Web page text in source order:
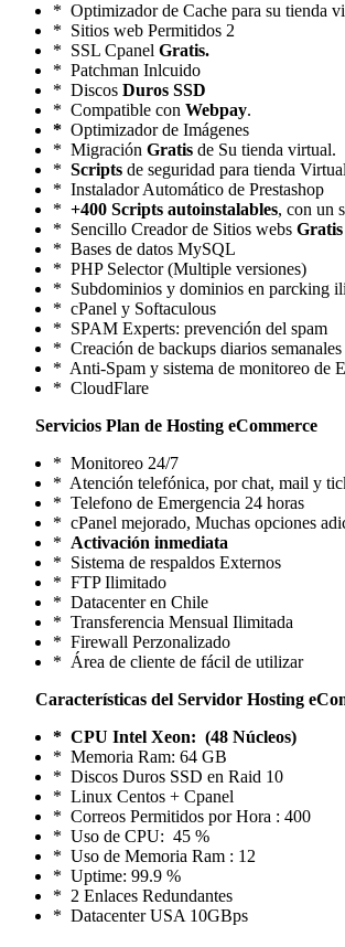
* Optimizador de Cache para su tienda
* Sitios web Permitidos 2
* SSL Cpanel Gratis.
* Patchman Inlcuido
* Discos Duros SSD
* Compatible con Webpay.
* Optimizador de Imágenes
* Migración Gratis de Su tienda virtual.
* Scripts de seguridad para tienda Virtual
* Instalador Automático de Prestashop
* +400 Scripts autoinstalables, con un
* Sencillo Creador de Sitios webs Gratis
* Bases de datos MySQL
* PHP Selector (Multiple versiones)
* Subdominios y dominios en parcking
* cPanel y Softaculous
* SPAM Experts: prevención del spam
* Creación de backups diarios semanales
* Anti-Spam y sistema de monitoreo de
* CloudFlare
Servicios Plan de Hosting eCommerce
* Monitoreo 24/7
* Atención telefónica, por chat, mail y
* Telefono de Emergencia 24 horas
* cPanel mejorado, Muchas opciones
* Activación inmediata
* Sistema de respaldos Externos
* FTP Ilimitado
* Datacenter en Chile
* Transferencia Mensual Ilimitada
* Firewall Perzonalizado
* Área de cliente de fácil de utilizar
Características del Servidor Hosting
* CPU Intel Xeon: (48 Núcleos)
* Memoria Ram: 64 GB
* Discos Duros SSD en Raid 10
* Linux Centos + Cpanel
* Correos Permitidos por Hora : 400
* Uso de CPU: 45 %
* Uso de Memoria Ram : 12
* Uptime: 99.9 %
* 2 Enlaces Redundantes
* Datacenter USA 10GBps